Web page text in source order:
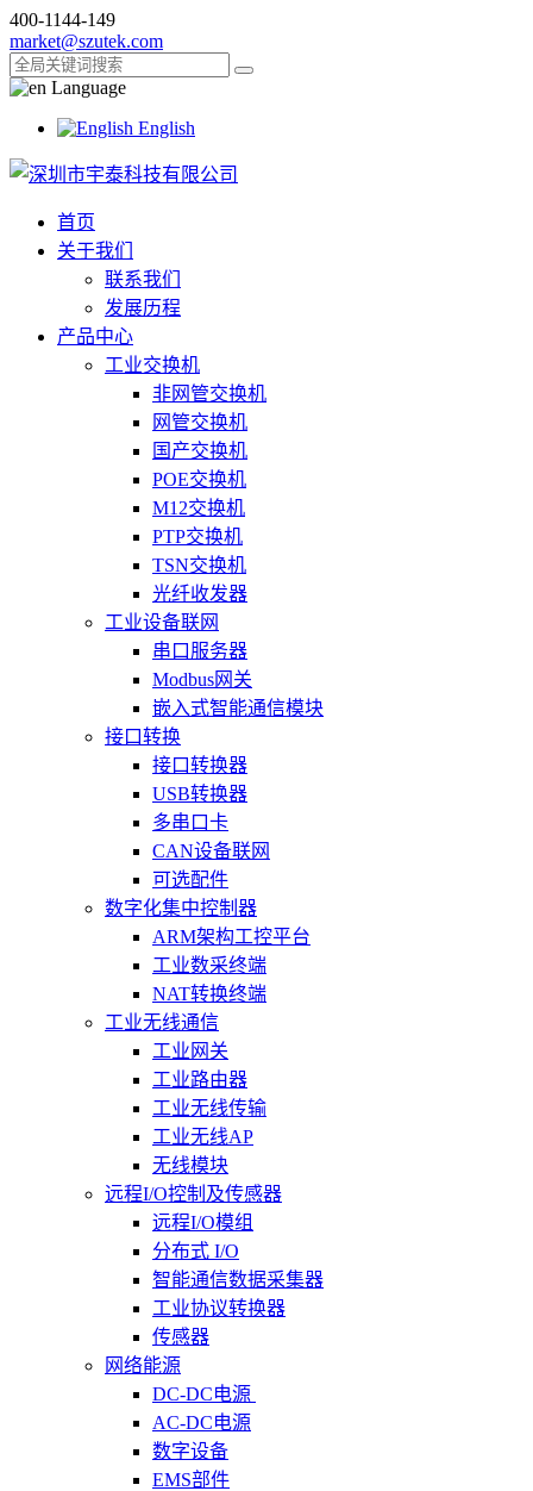
400-1144-149
market@szutek.com
Language
English
首页
关于我们
联系我们
发展历程
产品中心
工业交换机
非网管交换机
网管交换机
国产交换机
POE交换机
M12交换机
PTP交换机
TSN交换机
光纤收发器
工业设备联网
串口服务器
Modbus网关
嵌入式智能通信模块
接口转换
接口转换器
USB转换器
多串口卡
CAN设备联网
可选配件
数字化集中控制器
ARM架构工控平台
工业数采终端
NAT转换终端
工业无线通信
工业网关
工业路由器
工业无线传输
工业无线AP
无线模块
远程I/O控制及传感器
远程I/O模组
分布式 I/O
智能通信数据采集器
工业协议转换器
传感器
网络能源
DC-DC电源
AC-DC电源
数字设备
EMS部件